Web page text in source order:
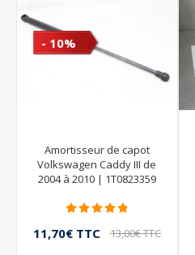
- 10%
Amortisseur de capot
Volkswagen Caddy III de
2004 à 2010 | 1T0823359
11,70€ TTC 13,00€ TTC